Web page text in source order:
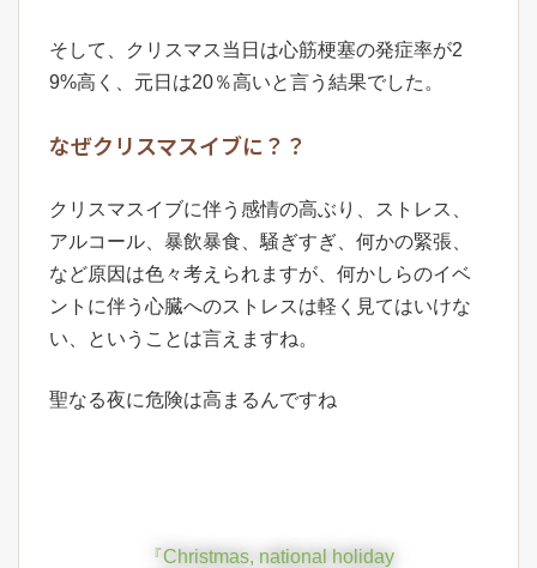
『Christmas, national holiday
そして、クリスマス当日は心筋梗塞の発症率が2
9%高く、元日は20％高いと言う結果でした。
なぜクリスマスイブに？？
クリスマスイブに伴う感情の高ぶり、ストレス、
アルコール、暴飲暴食、騒ぎすぎ、何かの緊張、
など原因は色々考えられますが、何かしらのイベ
ントに伴う心臓へのストレスは軽く見てはいけな
い、ということは言えますね。
聖なる夜に危険は高まるんですね